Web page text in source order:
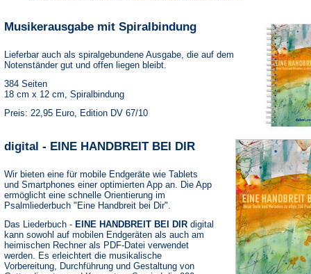
Musikerausgabe mit Spiralbindung
Lieferbar auch als spiralgebundene Ausgabe, die auf dem
Notenständer gut und offen liegen bleibt.
384 Seiten
18 cm x 12 cm, Spiralbindung
Preis: 22,95 Euro, Edition DV 67/10
digital - EINE HANDBREIT BEI DIR
Wir bieten eine für mobile Endgeräte wie Tablets
und Smartphones einer optimierten App an. Die App
ermöglicht eine schnelle Orientierung im
Psalmliederbuch "Eine Handbreit bei Dir".
Das Liederbuch - EINE HANDBREIT BEI DIR digital
kann sowohl auf mobilen Endgeräten als auch am
heimischen Rechner als PDF-Datei verwendet
werden. Es erleichtert die musikalische
Vorbereitung, Durchführung und Gestaltung von